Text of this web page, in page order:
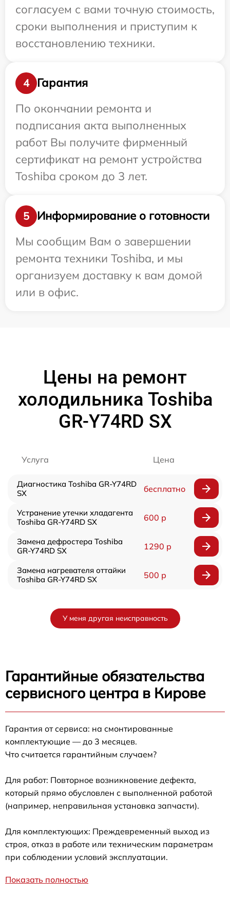
согласуем с вами точную стоимость,
сроки выполнения и приступим к
восстановлению техники.
4
Гарантия
По окончании ремонта и
подписания акта выполненных
работ Вы получите фирменный
сертификат на ремонт устройства
Toshiba сроком до 3 лет.
5
Информирование о готовности
Мы сообщим Вам о завершении
ремонта техники Toshiba, и мы
организуем доставку к вам домой
или в офис.
Цены на ремонт
холодильника Toshiba
GR-Y74RD SX
Услуга Цена
Диагностика Toshiba GR-Y74RD
SX
бесплатно
Устранение утечки хладагента
Toshiba GR-Y74RD SX
600 р
Замена дефростера Toshiba
GR-Y74RD SX
1290 р
Замена нагревателя оттайки
Toshiba GR-Y74RD SX
500 р
У меня другая неисправность
Гарантийные обязательства
сервисного центра в Кирове
Гарантия от сервиса: на смонтированные
комплектующие — до 3 месяцев.
Что считается гарантийным случаем?
Для работ: Повторное возникновение дефекта,
который прямо обусловлен с выполненной работой
(например, неправильная установка запчасти).
Для комплектующих: Преждевременный выход из
строя, отказ в работе или техническим параметрам
при соблюдении условий эксплуатации.
Показать полностью